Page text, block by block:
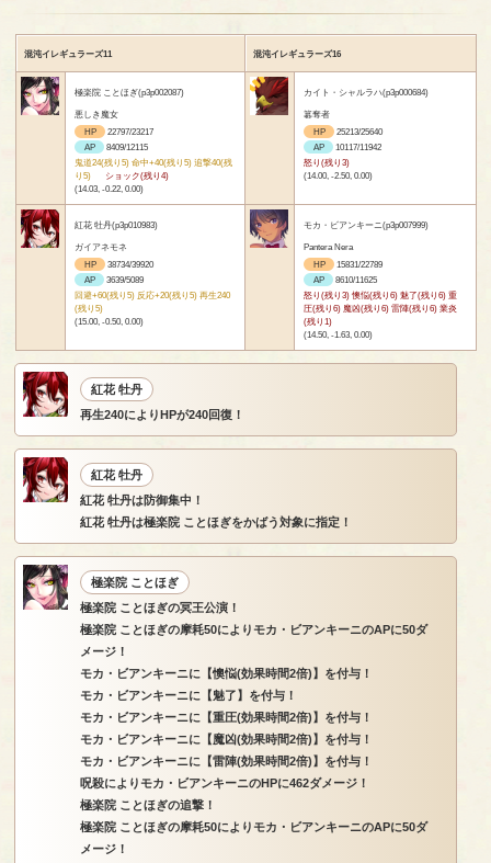
混沌イレギュラーズ11 混沌イレギュラーズ16
極楽院 ことほぎ(p3p002087)
悪しき魔女
HP
22797/23217
AP
8409/12115
鬼道24(残り5) 命中+40(残り5) 追撃40(残
り5)
ショック(残り4)
(14.03, -0.22, 0.00)
カイト・シャルラハ(p3p000684)
簒奪者
HP
25213/25640
AP
10117/11942
怒り(残り3)
(14.00, -2.50, 0.00)
紅花 牡丹(p3p010983)
ガイアネモネ
HP
38734/39920
AP
3639/5089
回避+60(残り5) 反応+20(残り5) 再生240
(残り5)
(15.00, -0.50, 0.00)
モカ・ビアンキーニ(p3p007999)
Pantera Nera
HP
15831/22789
AP
8610/11625
怒り(残り3) 懊悩(残り6) 魅了(残り6) 重
圧(残り6) 魔凶(残り6) 雷陣(残り6) 業炎
(残り1)
(14.50, -1.63, 0.00)
紅花 牡丹
再生240によりHPが240回復！
紅花 牡丹
紅花 牡丹は防御集中！
紅花 牡丹は極楽院 ことほぎをかばう対象に指定！
極楽院 ことほぎ
極楽院 ことほぎの冥王公演！
極楽院 ことほぎの摩耗50によりモカ・ビアンキーニのAPに50ダ
メージ！
モカ・ビアンキーニに【懊悩(効果時間2倍)】を付与！
モカ・ビアンキーニに【魅了】を付与！
モカ・ビアンキーニに【重圧(効果時間2倍)】を付与！
モカ・ビアンキーニに【魔凶(効果時間2倍)】を付与！
モカ・ビアンキーニに【雷陣(効果時間2倍)】を付与！
呪殺によりモカ・ビアンキーニのHPに462ダメージ！
極楽院 ことほぎの追撃！
極楽院 ことほぎの摩耗50によりモカ・ビアンキーニのAPに50ダ
メージ！